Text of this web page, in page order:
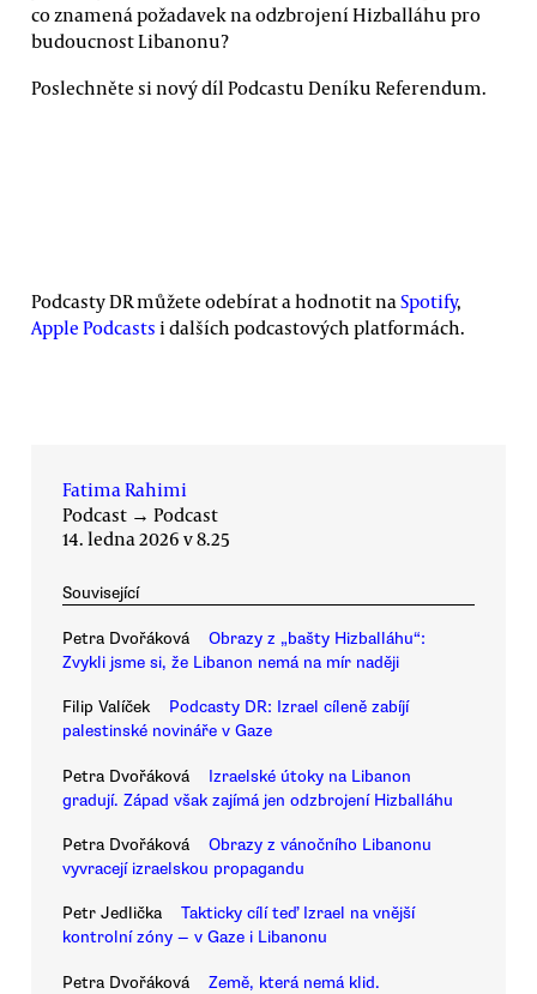
co znamená požadavek na odzbrojení Hizballáhu pro
budoucnost Libanonu?
Poslechněte si nový díl Podcastu Deníku Referendum.
Podcasty DR můžete odebírat a hodnotit na Spotify,
Apple Podcasts i dalších podcastových platformách.
Fatima Rahimi
Podcast → Podcast
14. ledna 2026 v 8.25
Související
Petra Dvořáková
Obrazy z „bašty Hizballáhu“:
Zvykli jsme si, že Libanon nemá na mír naději
Filip Valíček
Podcasty DR: Izrael cíleně zabíjí
palestinské novináře v Gaze
Petra Dvořáková
Izraelské útoky na Libanon
gradují. Západ však zajímá jen odzbrojení Hizballáhu
Petra Dvořáková
Obrazy z vánočního Libanonu
vyvracejí izraelskou propagandu
Petr Jedlička
Takticky cílí teď Izrael na vnější
kontrolní zóny — v Gaze i Libanonu
Petra Dvořáková
Země, která nemá klid.